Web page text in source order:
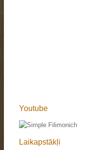
Youtube
Laikapstākļi